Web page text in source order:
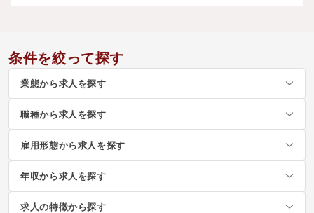
条件を絞って探す
業態から求人を探す
職種から求人を探す
雇用形態から求人を探す
年収から求人を探す
求人の特徴から探す